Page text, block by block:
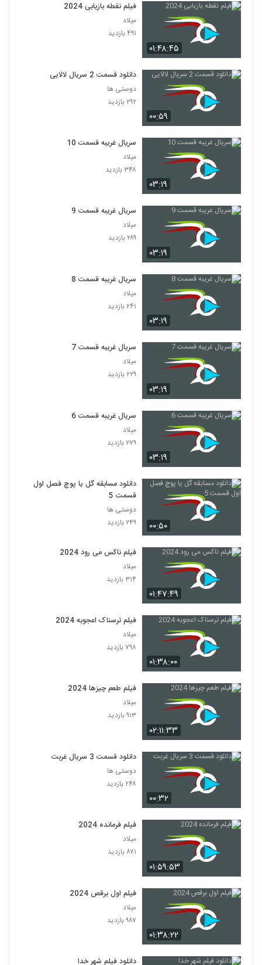
۰۱:۴۸:۴۵
فیلم نقطه بازیابی 2024
میلاد
۴۹۱ بازدید
۰۰:۵۹
دانلود قسمت 2 سریال لالایی
دوستی ها
۲۹۲ بازدید
۰۳:۱۹
سریال غریبه قسمت 10
میلاد
۳۴۸ بازدید
۰۳:۱۹
سریال غریبه قسمت 9
میلاد
۲۸۹ بازدید
۰۳:۱۹
سریال غریبه قسمت 8
میلاد
۲۴۱ بازدید
۰۳:۱۹
سریال غریبه قسمت 7
میلاد
۲۲۹ بازدید
۰۳:۱۹
سریال غریبه قسمت 6
میلاد
۲۷۹ بازدید
۰۰:۵۰
دانلود مسابقه گل یا پوچ فصل اول
قسمت 5
دوستی ها
۲۴۹ بازدید
۰۱:۴۷:۴۹
فیلم ناکس می رود 2024
میلاد
۳۱۴ بازدید
۰۱:۳۸:۰۰
فیلم ترسناک اعجوبه 2024
میلاد
۷۹۸ بازدید
۰۲:۱۱:۳۳
فیلم طعم چیزها 2024
میلاد
۹۱۳ بازدید
۰۰:۳۲
دانلود قسمت 3 سریال غربت
دوستی ها
۲۴۸ بازدید
۰۱:۵۹:۵۳
فیلم فرمانده 2024
میلاد
۸۷۱ بازدید
۰۱:۳۸:۲۲
فیلم اول برقص 2024
میلاد
۹۸۷ بازدید
دانلود فیلم شهر خدا